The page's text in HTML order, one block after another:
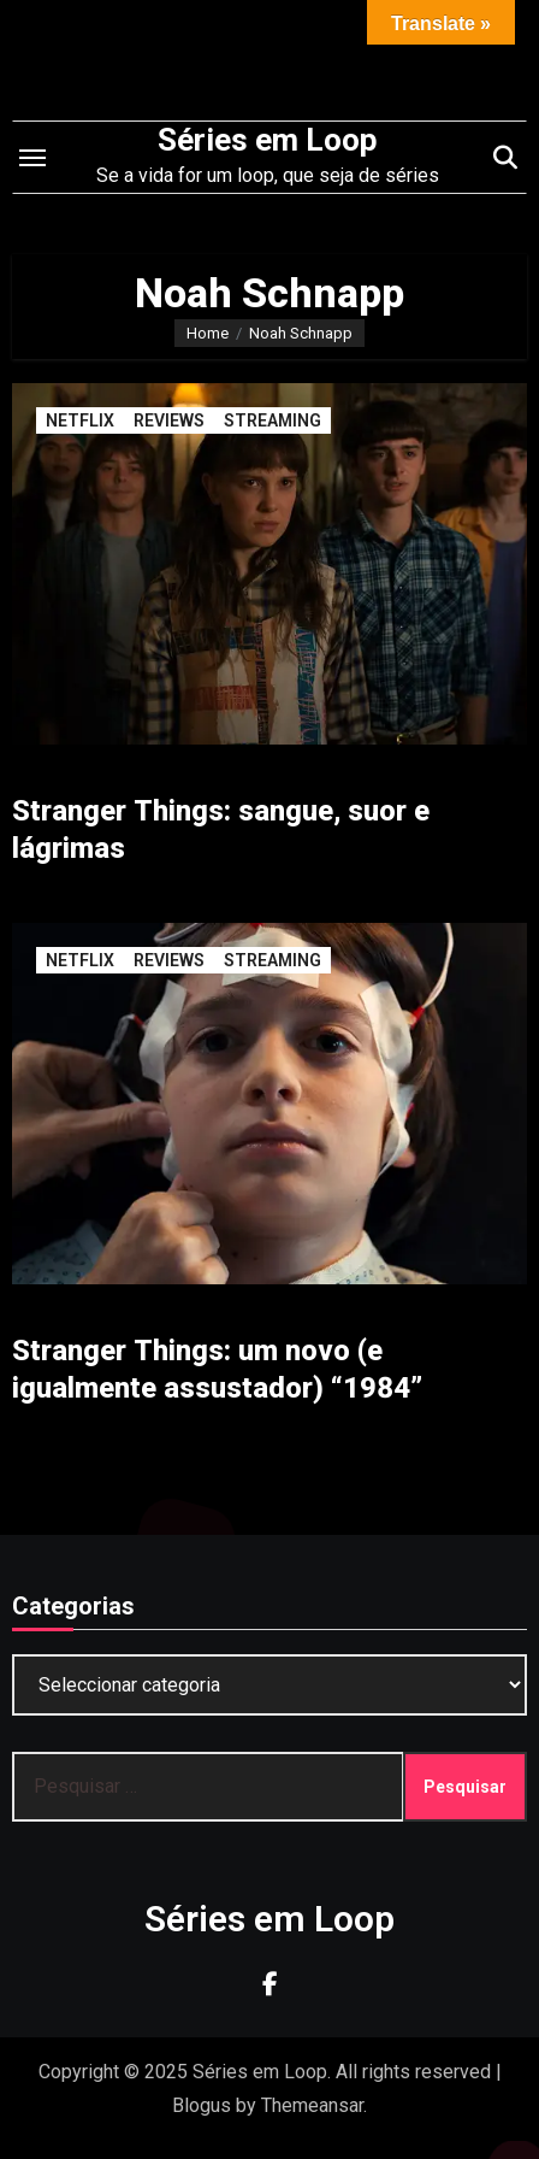
conteúdo
Séries em Loop
Se a vida for um loop, que seja de séries
Noah Schnapp
Home Noah Schnapp
NETFLIX REVIEWS STREAMING
Stranger Things: sangue, suor e
lágrimas
NETFLIX REVIEWS STREAMING
Stranger Things: um novo (e
igualmente assustador) “1984”
Categorias
por:
Séries em Loop
Copyright © 2025 Séries em Loop. All rights reserved |
Blogus by Themeansar.
Translate »